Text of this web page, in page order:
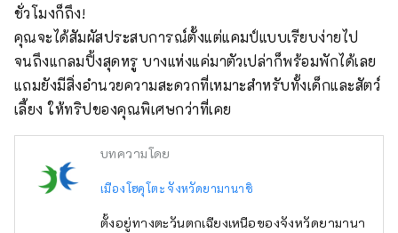
ชั่วโมงก็ถึง!
คุณจะได้สัมผัสประสบการณ์ตั้งแต่แคมป์แบบเรียบง่ายไป
จนถึงแกลมปิ้งสุดหรู บางแห่งแค่มาตัวเปล่าก็พร้อมพักได้เลย
แถมยังมีสิ่งอำนวยความสะดวกที่เหมาะสำหรับทั้งเด็กและสัตว์
เลี้ยง ให้ทริปของคุณพิเศษกว่าที่เคย
บทความโดย
เมืองโฮคุโตะ จังหวัดยามานาชิ
ตั้งอยู่ทางตะวันตกเฉียงเหนือของจังหวัดยามานา